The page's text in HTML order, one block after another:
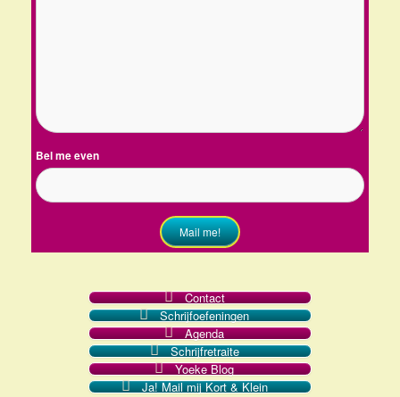
Bel me even
Mail me!
Contact
Schrijfoefeningen
Agenda
Schrijfretraite
Yoeke Blog
Ja! Mail mij Kort & Klein